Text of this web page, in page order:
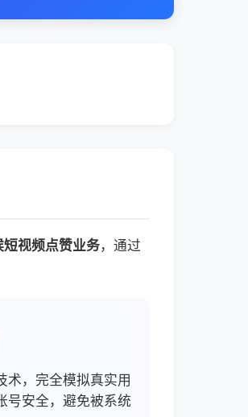
短视频点赞业务，通过
术，完全模拟真实用
号安全，避免被系统